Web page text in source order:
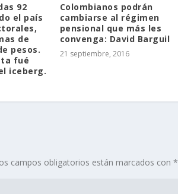
92
el país
de
pesos.
fué
iceberg.
Colombianos podrán
cambiarse al régimen
pensional que más les
convenga: David Barguil
21 septiembre, 2016
campos obligatorios están marcados con*